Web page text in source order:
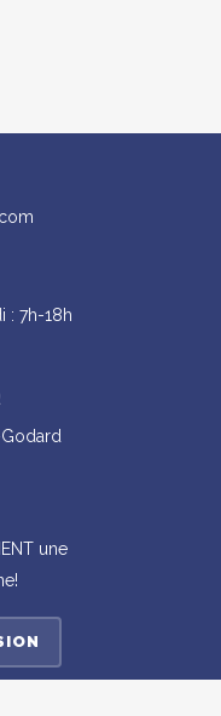
: 7h-18h
une